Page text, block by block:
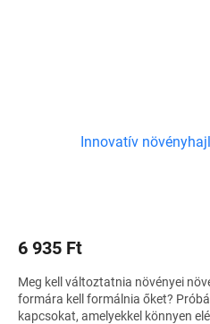
Innovatív
6 935 Ft
Meg kell változtatnia növényei
formára kell formálnia őket?
kapcsokat, amelyekkel könnyen